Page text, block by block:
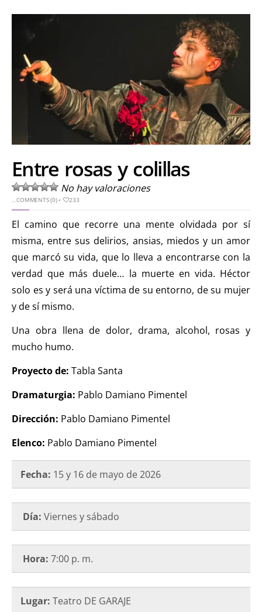
Entre rosas y colillas
No hay valoraciones
..COMMENTS (0)• 233
El camino que recorre una mente olvidada por sí
misma, entre sus delirios, ansias, miedos y un amor
que marcó su vida, que lo lleva a encontrarse con la
verdad que más duele… la muerte en vida. Héctor
solo es y será una víctima de su entorno, de su mujer
y de sí mismo.
Una obra llena de dolor, drama, alcohol, rosas y
mucho humo.
Proyecto de: Tabla Santa
Dramaturgia: Pablo Damiano Pimentel
Dirección: Pablo Damiano Pimentel
Elenco: Pablo Damiano Pimentel
Fecha: 15 y 16 de mayo de 2026
Día: Viernes y sábado
Hora: 7:00 p. m.
Lugar: Teatro DE GARAJE